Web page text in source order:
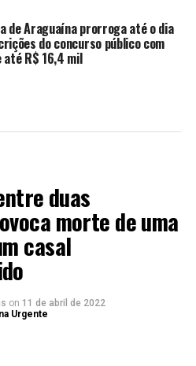
de Araguaína prorroga até o dia
do concurso público com
até R$ 16,4 mil
duas
morte de uma
casal
on 11 de abril de 2022
Urgente